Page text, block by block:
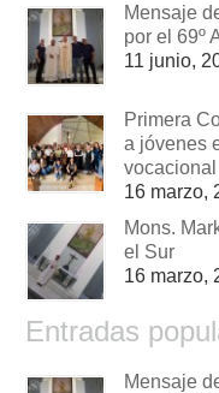
Mensaje
por el 69º
11 junio,
Primera
a jóvenes
vocacional
16 marzo,
Mons.
el Sur
16 marzo,
Entradas
Mensaje